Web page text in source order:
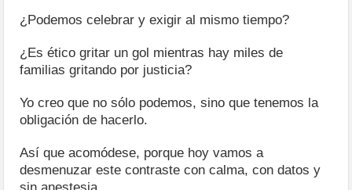
¿Podemos celebrar y exigir al mismo tiempo?
¿Es ético gritar un gol mientras hay miles de
familias gritando por justicia?
Yo creo que no sólo podemos, sino que tenemos la
obligación de hacerlo.
Así que acomódese, porque hoy vamos a
desmenuzar este contraste con calma, con datos y